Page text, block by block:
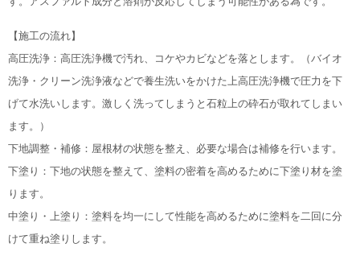
【施工の流れ】
高圧洗浄：高圧洗浄機で汚れ、コケやカビなどを落とします。（バイオ
洗浄・クリーン洗浄液などで養生洗いをかけた上高圧洗浄機で圧力を下
げて水洗いします。激しく洗ってしまうと石粒上の砕石が取れてしまい
ます。）
下地調整・補修：屋根材の状態を整え、必要な場合は補修を行います。
下塗り：下地の状態を整えて、塗料の密着を高めるために下塗り材を塗
ります。
中塗り・上塗り：塗料を均一にして性能を高めるために塗料を二回に分
けて重ね塗りします。